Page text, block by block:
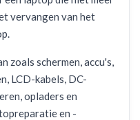
vervangen van het
zoals schermen, accu's,
LCD-kabels, DC-
opladers en
en -